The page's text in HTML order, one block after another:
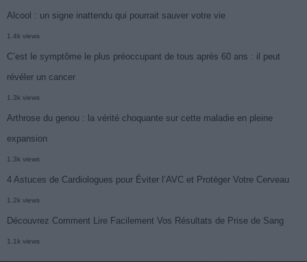
Alcool : un signe inattendu qui pourrait sauver votre vie
1.4k views
C’est le symptôme le plus préoccupant de tous après 60 ans : il peut
révéler un cancer
1.3k views
Arthrose du genou : la vérité choquante sur cette maladie en pleine
expansion
1.3k views
4 Astuces de Cardiologues pour Éviter l’AVC et Protéger Votre Cerveau
1.2k views
Découvrez Comment Lire Facilement Vos Résultats de Prise de Sang
1.1k views